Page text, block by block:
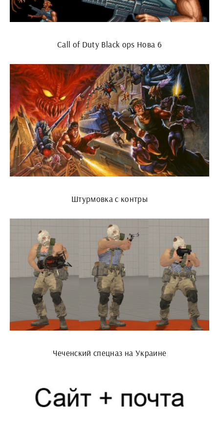
Call of Duty Black ops Нова 6
Штурмовка с контры
Чеченский спецназ на Украине